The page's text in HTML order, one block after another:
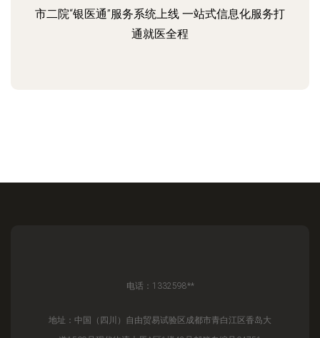
市二院“银医通”服务系统上线 一站式信息化服务打
通就医全程
电话：1332598**
地址：中国（四川）自由贸易试验区成都市青白江区香岛大